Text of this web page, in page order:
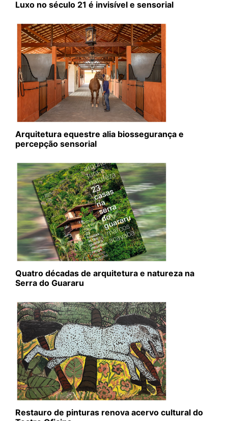
Luxo no século 21 é invisível e sensorial
Arquitetura equestre alia biossegurança e
percepção sensorial
Quatro décadas de arquitetura e natureza na
Serra do Guararu
Restauro de pinturas renova acervo cultural do